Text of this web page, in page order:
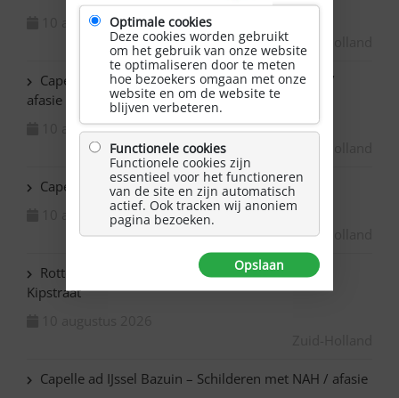
10 augustus 2026
Zuid-Holland
Capelle ad IJssel Baronie – Schilderen met NAH /
afasie
10 augustus 2026
Capelle ad IJssel Beemsterhoek – Klaverjassen
10 augustus 2026
Zuid-Holland
Rotterdam Centrum – NAH bijeenkomst in de
Kipstraat
Capelle ad IJssel Bazuin – Schilderen met NAH / afasie
Optimale cookies
Deze cookies worden gebruikt
om het gebruik van onze website
te optimaliseren door te meten
hoe bezoekers omgaan met onze
website en om de website te
blijven verbeteren.
Functionele cookies
Functionele cookies zijn
essentieel voor het functioneren
van de site en zijn automatisch
actief. Ook tracken wij anoniem
pagina bezoeken.
Opslaan